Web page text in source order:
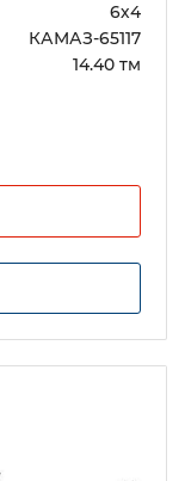
6х4
КАМАЗ-65117
14.40 тм